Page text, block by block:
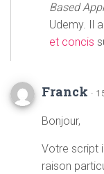
Based
Udemy. Il
et concis
Franck ·
Bonjour,
Votre script
raison